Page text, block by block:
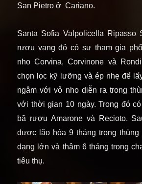
San Pietro ở Cariano.
Santa Sofia Valpolicella Ripasso
rượu vang đỏ có sự tham gia
nho Corvina, Corvinone và
chọn lọc kỹ lưỡng và ép nhẹ để
ngâm với vỏ nho diễn ra trong
với thời gian 10 ngày. Trong đó
bã rượu Amarone và Recioto.
được lão hóa 9 tháng trong thùng
dạng lớn và thâm 6 tháng trong
tiêu thụ.